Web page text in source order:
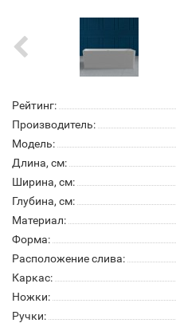
Рейтинг:
Производитель:
Модель:
Длина, см:
Ширина, см:
Глубина, см:
Материал:
Форма:
Расположение слива:
Каркас:
Ножки:
Ручки: